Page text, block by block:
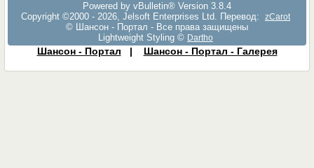
Powered by vBulletin® Version 3.8.4
Copyright ©2000 - 2026, Jelsoft Enterprises Ltd. Перевод:
zCarot
© Шансон - Портал - Все права защищены
Lightweight Styling © Dartho
Шансон - Портал | Шансон - Портал - Галерея